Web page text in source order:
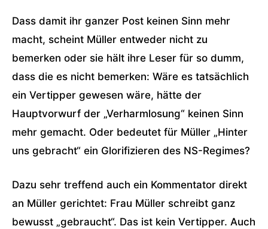
Dass damit ihr ganzer Post keinen Sinn mehr
macht, scheint Müller entweder nicht zu
bemerken oder sie hält ihre Leser für so dumm,
dass die es nicht bemerken: Wäre es tatsächlich
ein Vertipper gewesen wäre, hätte der
Hauptvorwurf der „Verharmlosung“ keinen Sinn
mehr gemacht. Oder bedeutet für Müller „Hinter
uns gebracht“ ein Glorifizieren des NS-Regimes?
Dazu sehr treffend auch ein Kommentator direkt
an Müller gerichtet: Frau Müller schreibt ganz
bewusst „gebraucht“. Das ist kein Vertipper. Auch